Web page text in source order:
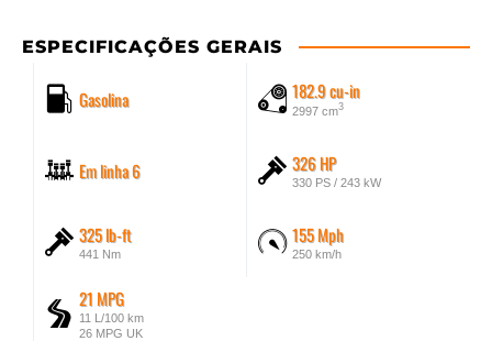
ESPECIFICAÇÕES GERAIS
Gasolina 182.9 cu-in
2997 cm3
Em linha 6 326 HP
330 PS / 243 kW
325 lb-ft
441 Nm
155 Mph
250 km/h
21 MPG
11 L/100 km
26 MPG UK